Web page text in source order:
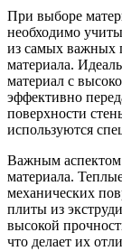
При выборе
необходимо
из самых важных
материала.
материал с
эффективно
поверхности
используются
Важным аспектом
материала.
механических
плиты из
высокой
что делает их